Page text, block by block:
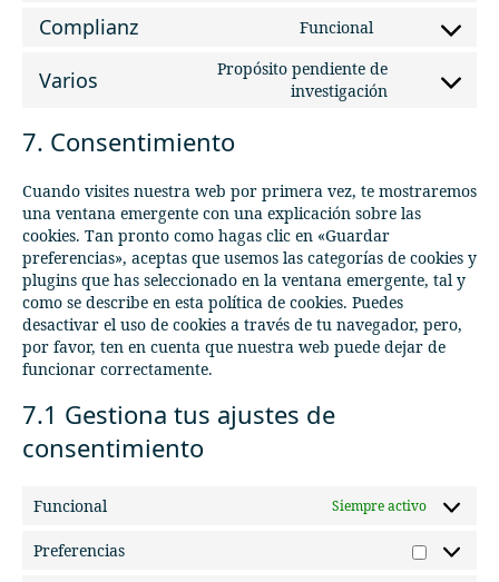
service
Complianz Funcional
Consent
service
Varios
Propósito pendiente de
investigación
Consent
7. Consentimiento
Cuando visites nuestra web por primera vez, te mostraremos
una ventana emergente con una explicación sobre las
cookies. Tan pronto como hagas clic en «Guardar
preferencias», aceptas que usemos las categorías de cookies y
plugins que has seleccionado en la ventana emergente, tal y
como se describe en esta política de cookies. Puedes
desactivar el uso de cookies a través de tu navegador, pero,
por favor, ten en cuenta que nuestra web puede dejar de
funcionar correctamente.
7.1 Gestiona tus ajustes de
consentimiento
Funcional Siempre activo
Preferencias